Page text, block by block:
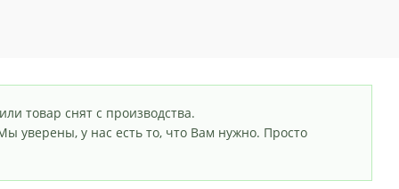
товар снят с производства.
уверены, у нас есть то, что Вам нужно. Просто